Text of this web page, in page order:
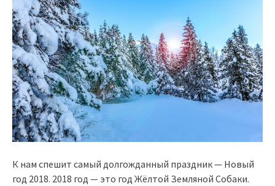
К нам спешит самый долгожданный праздник — Новый
год 2018. 2018 год — это год Жёлтой Земляной Собаки.